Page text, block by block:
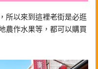
所以來到這裡老街是必逛
農作水果等，都可以購買